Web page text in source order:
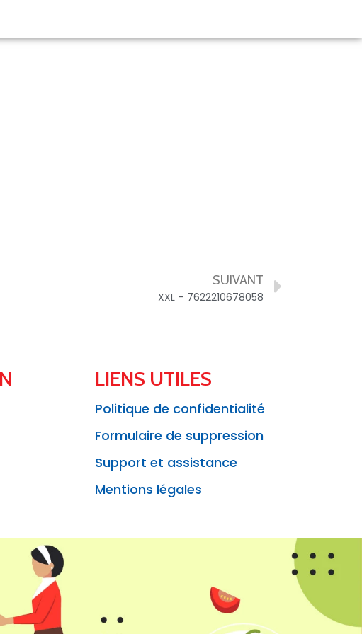
SUIVANT
XXL – 7622210678058
LIENS UTILES
Politique de confidentialité
Formulaire de suppression
Support et assistance
Mentions légales